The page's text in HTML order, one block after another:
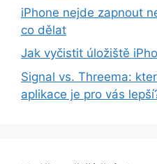
iPhone nejde zapnout
co dělat
Jak vyčistit úložiště
Signal vs. Threema:
aplikace je pro vás